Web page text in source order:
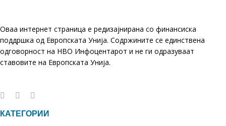
Оваа интернет страница е редизајнирана со финансиска
поддршка од Европската Унија. Содржините се единствена
одговорност на НВО Инфоцентарот и не ги одразуваат
ставовите на Европската Унија.
КАТЕГОРИИ